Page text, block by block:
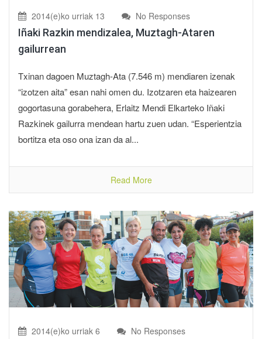
2014(e)ko urriak 13 No Responses
Iñaki Razkin mendizalea, Muztagh-Ataren
gailurrean
Txinan dagoen Muztagh-Ata (7.546 m) mendiaren izenak
“izotzen aita” esan nahi omen du. Izotzaren eta haizearen
gogortasuna gorabehera, Erlaitz Mendi Elkarteko Iñaki
Razkinek gailurra mendean hartu zuen udan. “Esperientzia
bortitza eta oso ona izan da al...
Read More
2014(e)ko urriak 6 No Responses